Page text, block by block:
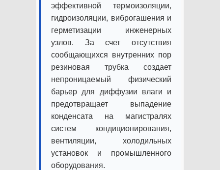
эффективной термоизоляции,
гидроизоляции, виброгашения и
герметизации инженерных
узлов. За счет отсутствия
сообщающихся внутренних пор
резиновая трубка создает
непроницаемый физический
барьер для диффузии влаги и
предотвращает выпадение
конденсата на магистралях
систем кондиционирования,
вентиляции, холодильных
установок и промышленного
оборудования.